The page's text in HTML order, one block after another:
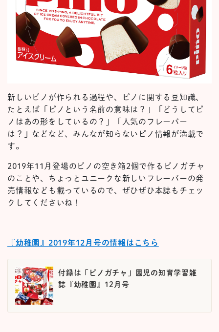
新しいピノが作られる過程や、ピノに関する豆知識、
たとえば「ピノという名前の意味は？」「どうしてピ
ノはあの形をしているの？」「人気のフレーバー
は？」などなど、みんなが知らないピノ情報が満載で
す。
2019年11月登場のピノの空き箱2個で作るピノガチャ
のことや、ちょっとユニークな新しいフレーバーの発
売情報なども載っているので、ぜひぜひ本誌もチェッ
クしてくださいね！
『幼稚園』2019年12月号の情報はこちら
付録は「ピノガチャ」園児の知育学習雑
誌『幼稚園』12月号